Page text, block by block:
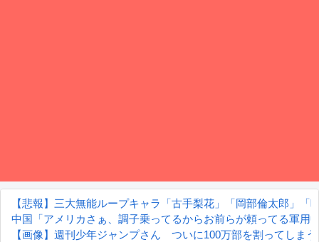
【悲報】三大無能ループキャラ「古手梨花」「岡部倫太郎」
中国「アメリカさぁ、調子乗ってるからお前らが頼ってる軍用
【画像】週刊少年ジャンプさん ついに100万部を割ってしま